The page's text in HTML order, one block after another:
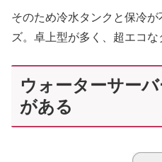
そのため冷水タンクと保冷
ズ。卓上型が多く、超エコな
ウォーターサー
がある